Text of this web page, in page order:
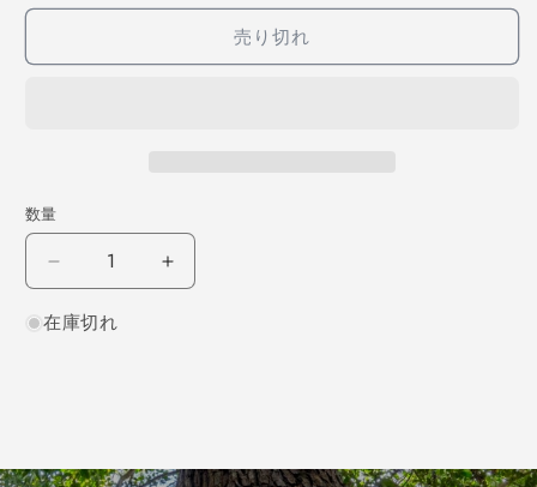
売り切れ
数量
ル
300×6×100
ス
300×6×100
在庫切れ